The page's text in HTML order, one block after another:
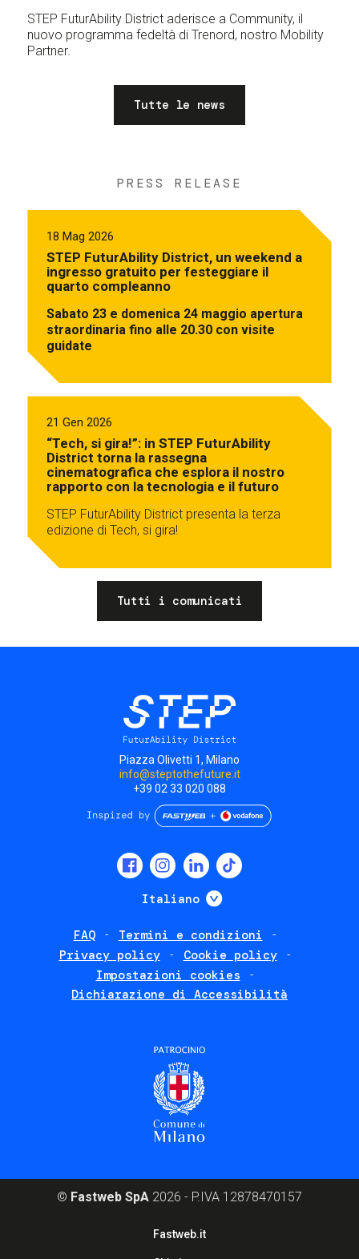
STEP FuturAbility District aderisce a Community, il
nuovo programma fedeltà di Trenord, nostro Mobility
Partner.
Tutte le news
PRESS RELEASE
18 Mag 2026
STEP FuturAbility District, un weekend a
ingresso gratuito per festeggiare il
quarto compleanno
Sabato 23 e domenica 24 maggio apertura
straordinaria fino alle 20.30 con visite
guidate
21 Gen 2026
“Tech, si gira!”: in STEP FuturAbility
District torna la rassegna
cinematografica che esplora il nostro
rapporto con la tecnologia e il futuro
STEP FuturAbility District presenta la terza
edizione di Tech, si gira!
Tutti i comunicati
Piazza Olivetti 1, Milano
info@steptothefuture.it
+39 02 33 020 088
Italiano Mostra ulteriori
FAQ
Termini e condizioni
Privacy policy
Cookie policy
Impostazioni cookies
Dichiarazione di Accessibilità
© Fastweb SpA 2026 - P.IVA 12878470157
Fastweb.it